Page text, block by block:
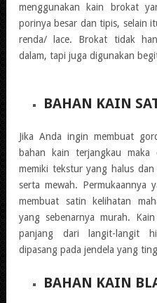
menggunakan kain brokat
porinya besar dan tipis, selain
renda/ lace. Brokat tidak
dalam, tapi juga digunakan
BAHAN KAIN
Jika Anda ingin membuat
bahan kain terjangkau
memiki tekstur yang halus
serta mewah. Permukaannya
membuat satin kelihatan
yang sebenarnya murah.
panjang dari langit-langit
dipasang pada jendela yang
BAHAN KAIN